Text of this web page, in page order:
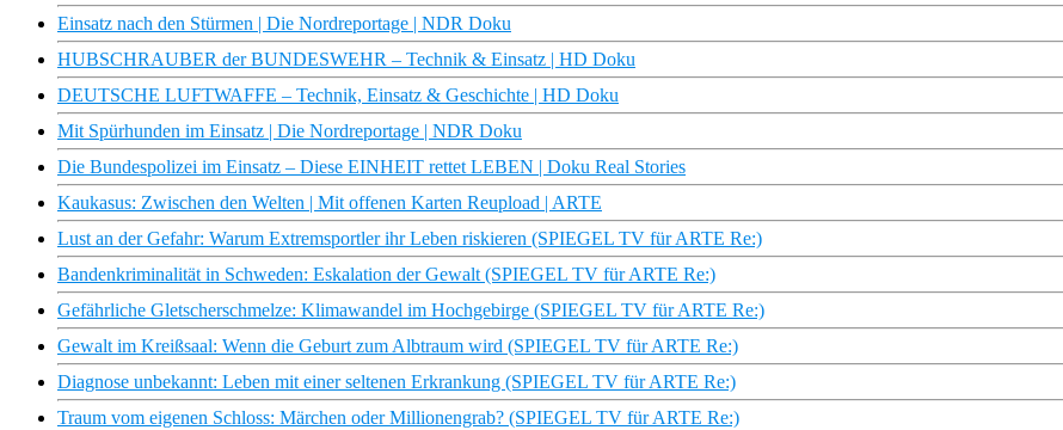
Einsatz nach den Stürmen | Die Nordreportage | NDR Doku
HUBSCHRAUBER der BUNDESWEHR – Technik & Einsatz | HD Doku
DEUTSCHE LUFTWAFFE – Technik, Einsatz & Geschichte | HD Doku
Mit Spürhunden im Einsatz | Die Nordreportage | NDR Doku
Die Bundespolizei im Einsatz – Diese EINHEIT rettet LEBEN | Doku Real Stories
Kaukasus: Zwischen den Welten | Mit offenen Karten Reupload | ARTE
Lust an der Gefahr: Warum Extremsportler ihr Leben riskieren (SPIEGEL TV für ARTE Re:)
Bandenkriminalität in Schweden: Eskalation der Gewalt (SPIEGEL TV für ARTE Re:)
Gefährliche Gletscherschmelze: Klimawandel im Hochgebirge (SPIEGEL TV für ARTE Re:)
Gewalt im Kreißsaal: Wenn die Geburt zum Albtraum wird (SPIEGEL TV für ARTE Re:)
Diagnose unbekannt: Leben mit einer seltenen Erkrankung (SPIEGEL TV für ARTE Re:)
Traum vom eigenen Schloss: Märchen oder Millionengrab? (SPIEGEL TV für ARTE Re:)